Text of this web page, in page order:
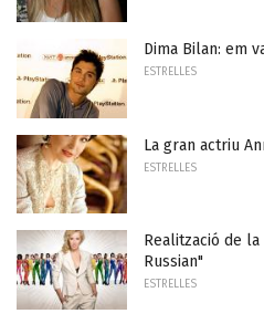
Dima Bilan: em
ESTRELLES
La gran actriu
ESTRELLES
Realització de
Russian"
ESTRELLES